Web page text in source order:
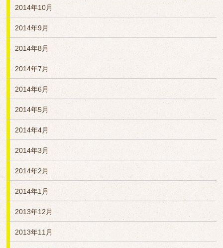
2014年10月
2014年9月
2014年8月
2014年7月
2014年6月
2014年5月
2014年4月
2014年3月
2014年2月
2014年1月
2013年12月
2013年11月